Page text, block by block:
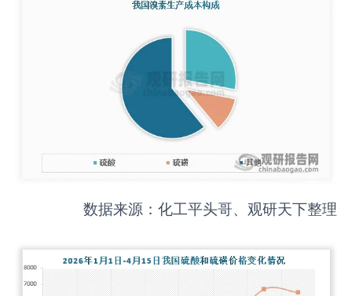
数据来源：化工平头哥、观研天下整理